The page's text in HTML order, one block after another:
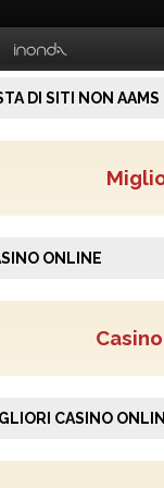
DI SITI NON AAMS
ONLINE
CASINO